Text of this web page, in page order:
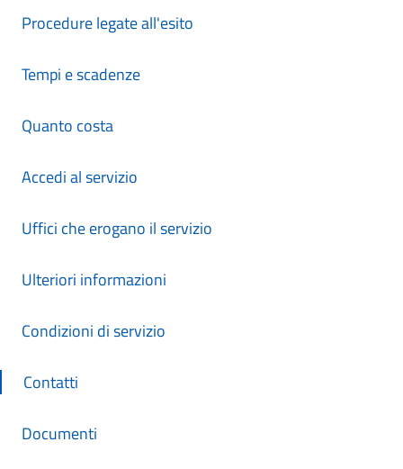
Procedure legate all'esito
Tempi e scadenze
Quanto costa
Accedi al servizio
Uffici che erogano il servizio
Ulteriori informazioni
Condizioni di servizio
Contatti
Documenti